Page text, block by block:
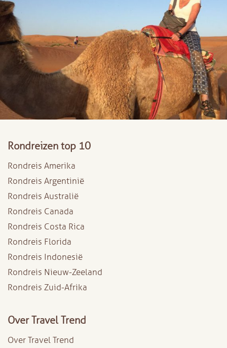
Rondreizen top 10
Rondreis Amerika
Rondreis Argentinië
Rondreis Australië
Rondreis Canada
Rondreis Costa Rica
Rondreis Florida
Rondreis Indonesië
Rondreis Nieuw-Zeeland
Rondreis Zuid-Afrika
Over Travel Trend
Over Travel Trend